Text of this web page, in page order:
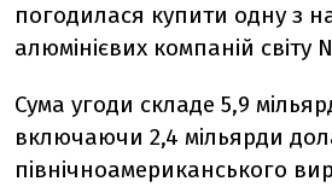
погодилася купити одну з
алюмінієвих компаній світу
Сума угоди складе 5,9
включаючи 2,4 мільярди
північноамериканського